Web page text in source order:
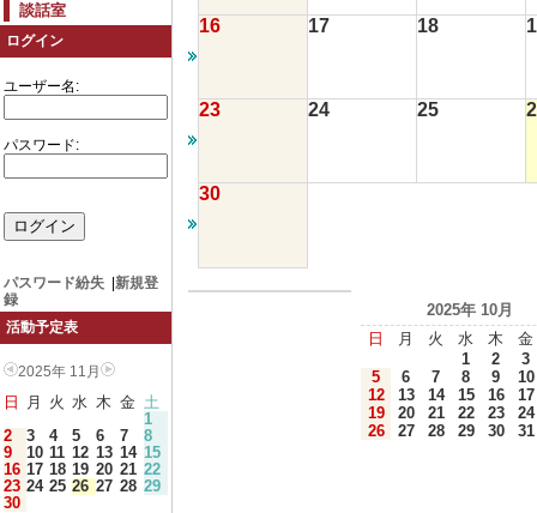
談話室
ログイン
ユーザー名:
パスワード:
パスワード紛失
新規登
録
活動予定表
2025年 11月
日 月 火 水 木 金 土
1
2
3 4 5 6 7
8
9
10 11 12 13 14 15
16 17 18 19 20 21 22
23 24 25 26 27 28 29
30
16 17 18
23 24 25
30
2025年 10月
日
月 火 水 木
金
1
2
3
5
6 7 8 9
10
12
13 14 15 16
17
19
20 21 22 23
24
26
27 28 29 30 31